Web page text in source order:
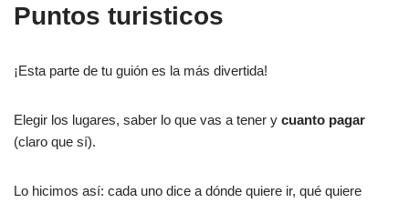
Puntos turisticos
¡Esta parte de tu guión es la más divertida!
Elegir los lugares, saber lo que vas a tener y cuanto pagar
(claro que sí).
Lo hicimos así: cada uno dice a dónde quiere ir, qué quiere